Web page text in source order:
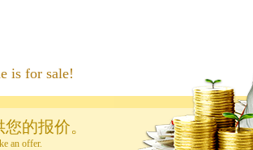
is for sale!
的报价。
an offer.